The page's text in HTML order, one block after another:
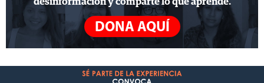
DONA AQUÍ